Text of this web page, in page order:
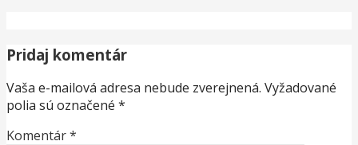
Pridaj komentár
Vaša e-mailová adresa nebude zverejnená. Vyžadované
polia sú označené *
Komentár*